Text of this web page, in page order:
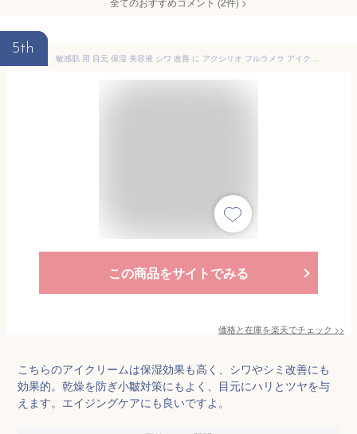
5th
敏感肌 用 目元 保湿 美容液 シワ 改善 に アクシリオ フルラメラ アイクリーム 15g 目の下 目尻 色素沈着 による くすみ や クマ に 乾燥 小じわ を目立たなくする効能評価試験済み ハリツヤ UP エイジングケア アースケア
この商品をサイトでみる
価格と在庫を楽天でチェック >>
こちらのアイクリームは保湿効果も高く、シワやシミ改善にも
効果的。乾燥を防ぎ小皺対策にもよく、目元にハリとツヤを与
えます。エイジングケアにも良いですよ。